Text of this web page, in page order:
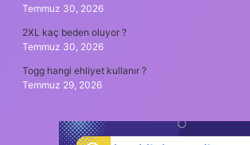
Temmuz 30, 2026
2XL kaç beden oluyor ?
Temmuz 30, 2026
Togg hangi ehliyet kullanır ?
Temmuz 29, 2026